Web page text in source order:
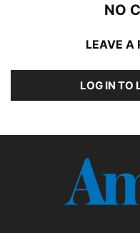
NO
LEAVE A
LOG IN TO